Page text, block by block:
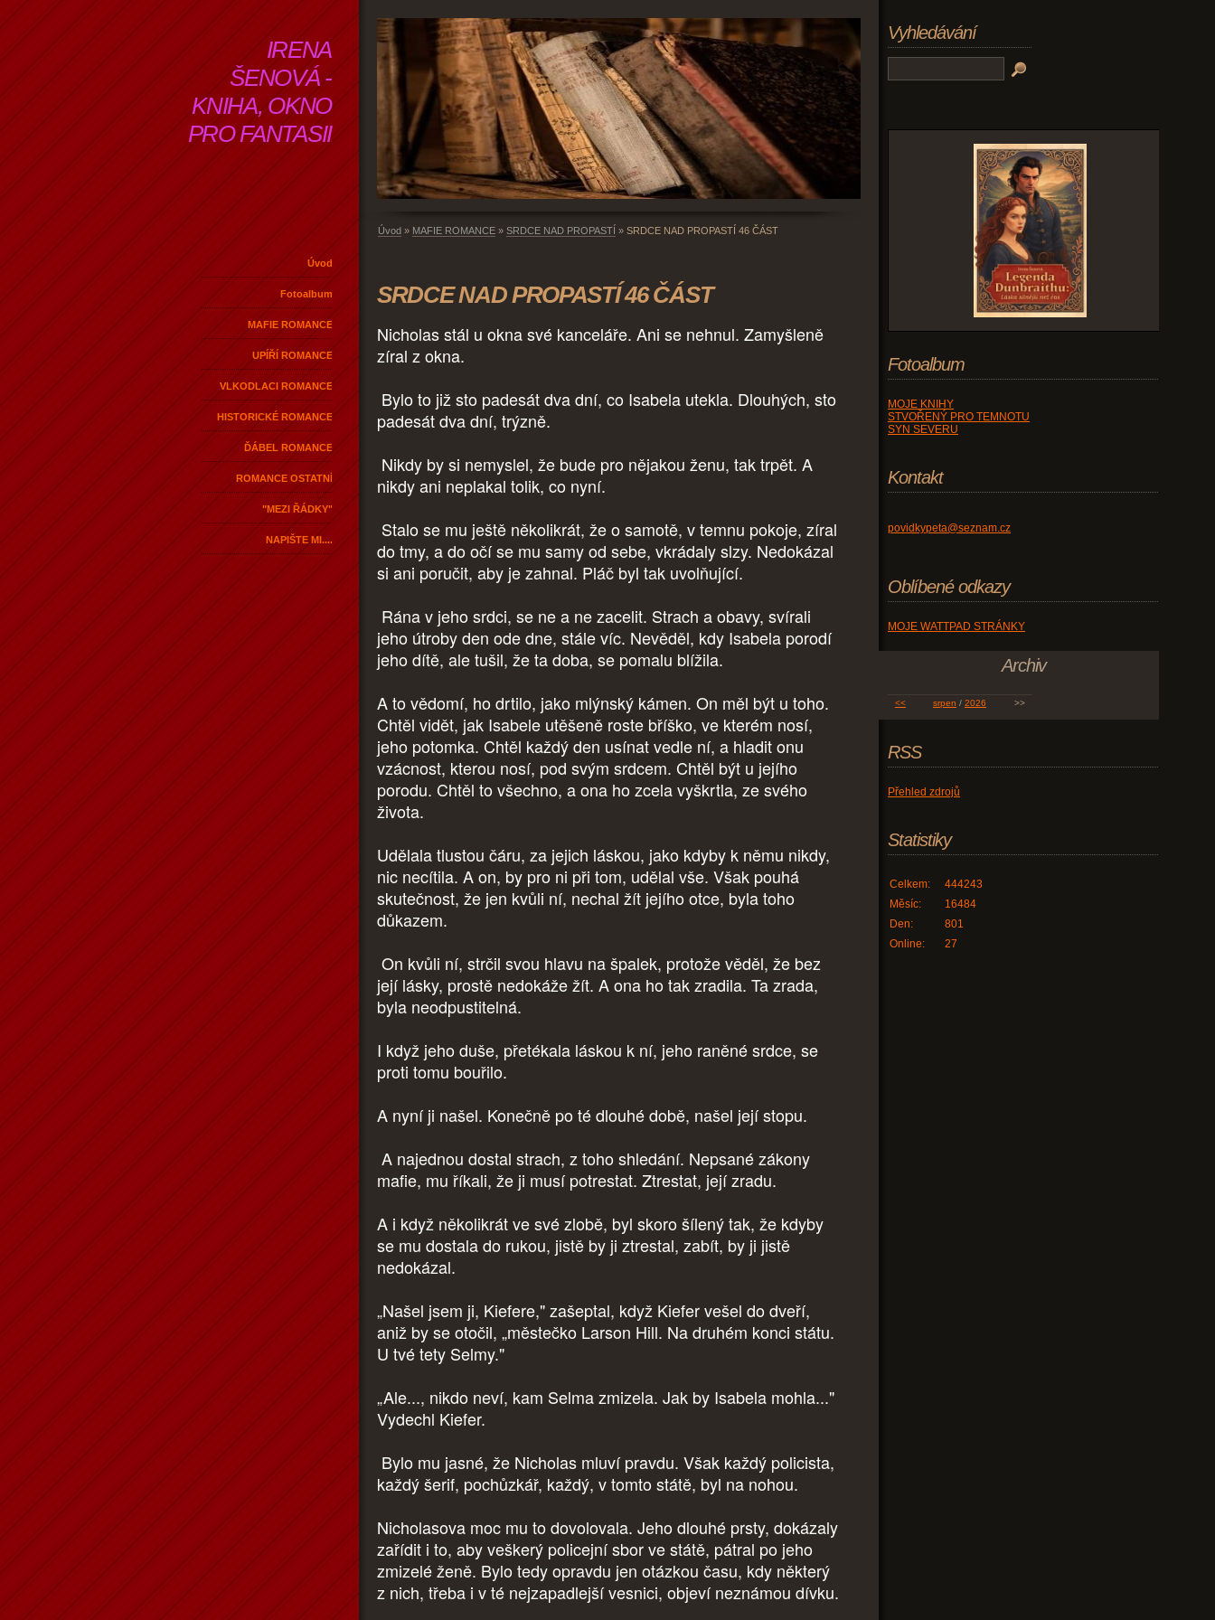
IRENA
ŠENOVÁ -
KNIHA, OKNO
PRO FANTASII
Úvod
Fotoalbum
MAFIE ROMANCE
UPÍŘÍ ROMANCE
VLKODLACI ROMANCE
HISTORICKÉ ROMANCE
ĎÁBEL ROMANCE
ROMANCE OSTATNÍ
"MEZI ŘÁDKY"
NAPIŠTE MI....
Úvod » MAFIE ROMANCE » SRDCE NAD PROPASTÍ » SRDCE NAD PROPASTÍ 46 ČÁST
SRDCE NAD PROPASTÍ 46 ČÁST
Nicholas stál u okna své kanceláře. Ani se nehnul. Zamyšleně
zíral z okna.
Bylo to již sto padesát dva dní, co Isabela utekla. Dlouhých, sto
padesát dva dní, trýzně.
Nikdy by si nemyslel, že bude pro nějakou ženu, tak trpět. A
nikdy ani neplakal tolik, co nyní.
Stalo se mu ještě několikrát, že o samotě, v temnu pokoje, zíral
do tmy, a do očí se mu samy od sebe, vkrádaly slzy. Nedokázal
si ani poručit, aby je zahnal. Pláč byl tak uvolňující.
Rána v jeho srdci, se ne a ne zacelit. Strach a obavy, svírali
jeho útroby den ode dne, stále víc. Nevěděl, kdy Isabela porodí
jeho dítě, ale tušil, že ta doba, se pomalu blížila.
A to vědomí, ho drtilo, jako mlýnský kámen. On měl být u toho.
Chtěl vidět, jak Isabele utěšeně roste bříško, ve kterém nosí,
jeho potomka. Chtěl každý den usínat vedle ní, a hladit onu
vzácnost, kterou nosí, pod svým srdcem. Chtěl být u jejího
porodu. Chtěl to všechno, a ona ho zcela vyškrtla, ze svého
života.
Udělala tlustou čáru, za jejich láskou, jako kdyby k němu nikdy,
nic necítila. A on, by pro ni při tom, udělal vše. Však pouhá
skutečnost, že jen kvůli ní, nechal žít jejího otce, byla toho
důkazem.
On kvůli ní, strčil svou hlavu na špalek, protože věděl, že bez
její lásky, prostě nedokáže žít. A ona ho tak zradila. Ta zrada,
byla neodpustitelná.
I když jeho duše, přetékala láskou k ní, jeho raněné srdce, se
proti tomu bouřilo.
A nyní ji našel. Konečně po té dlouhé době, našel její stopu.
A najednou dostal strach, z toho shledání. Nepsané zákony
mafie, mu říkali, že ji musí potrestat. Ztrestat, její zradu.
A i když několikrát ve své zlobě, byl skoro šílený tak, že kdyby
se mu dostala do rukou, jistě by ji ztrestal, zabít, by ji jistě
nedokázal.
„Našel jsem ji, Kiefere," zašeptal, když Kiefer vešel do dveří,
aniž by se otočil, „městečko Larson Hill. Na druhém konci státu.
U tvé tety Selmy."
„Ale..., nikdo neví, kam Selma zmizela. Jak by Isabela mohla..."
Vydechl Kiefer.
Bylo mu jasné, že Nicholas mluví pravdu. Však každý policista,
každý šerif, pochůzkář, každý, v tomto státě, byl na nohou.
Nicholasova moc mu to dovolovala. Jeho dlouhé prsty, dokázaly
zařídit i to, aby veškerý policejní sbor ve státě, pátral po jeho
zmizelé ženě. Bylo tedy opravdu jen otázkou času, kdy některý
z nich, třeba i v té nejzapadlejší vesnici, objeví neznámou dívku.
Vyhledávání
Fotoalbum
MOJE KNIHY
STVOŘENÝ PRO TEMNOTU
SYN SEVERU
Kontakt
povidkypeta@seznam.cz
Oblíbené odkazy
MOJE WATTPAD STRÁNKY
Archiv
<< srpen / 2026 >>
RSS
Přehled zdrojů
Statistiky
Online: 27
Celkem:
444243
Měsíc:
16484
Den:
801